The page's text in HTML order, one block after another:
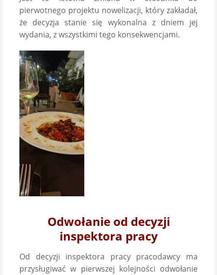
pierwotnego projektu nowelizacji, który zakładał,
że decyzja stanie się wykonalna z dniem jej
wydania, z wszystkimi tego konsekwencjami.
Odwołanie od decyzji
inspektora pracy
Od decyzji inspektora pracy pracodawcy ma
przysługiwać w pierwszej kolejności odwołanie